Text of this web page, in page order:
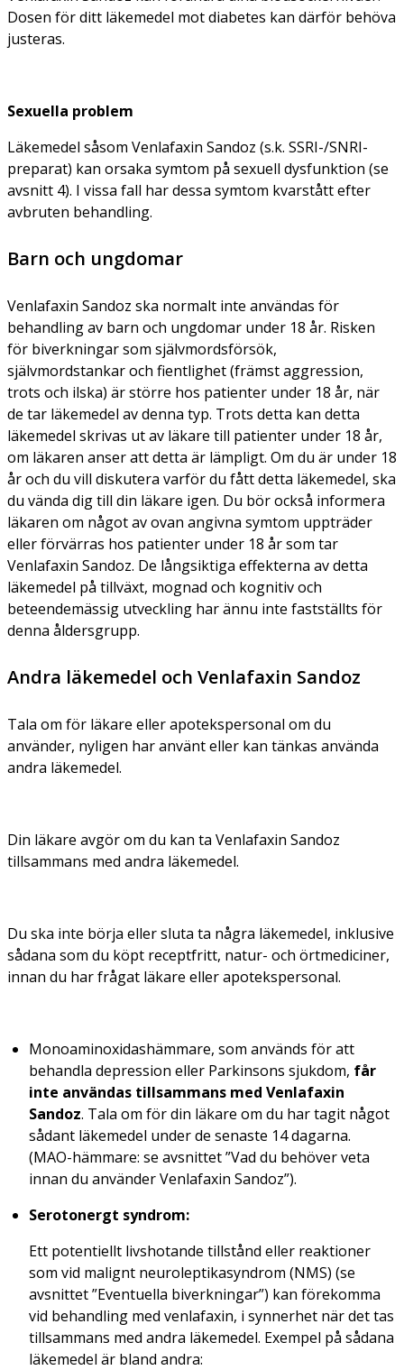
Dosen för ditt läkemedel mot diabetes kan därför behöva
justeras.
Sexuella problem
Läkemedel såsom Venlafaxin Sandoz (s.k. SSRI-/SNRI-
preparat) kan orsaka symtom på sexuell dysfunktion (se
avsnitt 4). I vissa fall har dessa symtom kvarstått efter
avbruten behandling.
Barn och ungdomar
Venlafaxin Sandoz ska normalt inte användas för
behandling av barn och ungdomar under 18 år. Risken
för biverkningar som självmordsförsök,
självmordstankar och fientlighet (främst aggression,
trots och ilska) är större hos patienter under 18 år, när
de tar läkemedel av denna typ. Trots detta kan detta
läkemedel skrivas ut av läkare till patienter under 18 år,
om läkaren anser att detta är lämpligt. Om du är under 18
år och du vill diskutera varför du fått detta läkemedel, ska
du vända dig till din läkare igen. Du bör också informera
läkaren om något av ovan angivna symtom uppträder
eller förvärras hos patienter under 18 år som tar
Venlafaxin Sandoz. De långsiktiga effekterna av detta
läkemedel på tillväxt, mognad och kognitiv och
beteendemässig utveckling har ännu inte fastställts för
denna åldersgrupp.
Andra läkemedel och Venlafaxin Sandoz
Tala om för läkare eller apotekspersonal om du
använder, nyligen har använt eller kan tänkas använda
andra läkemedel.
Din läkare avgör om du kan ta Venlafaxin Sandoz
tillsammans med andra läkemedel.
Du ska inte börja eller sluta ta några läkemedel, inklusive
sådana som du köpt receptfritt, natur- och örtmediciner,
innan du har frågat läkare eller apotekspersonal.
Monoaminoxidashämmare, som används för att
behandla depression eller Parkinsons sjukdom, får
inte användas tillsammans med Venlafaxin
Sandoz. Tala om för din läkare om du har tagit något
sådant läkemedel under de senaste 14 dagarna.
(MAO-hämmare: se avsnittet ”Vad du behöver veta
innan du använder Venlafaxin Sandoz”).
Serotonergt syndrom:
Ett potentiellt livshotande tillstånd eller reaktioner
som vid malignt neuroleptikasyndrom (NMS) (se
avsnittet ”Eventuella biverkningar”) kan förekomma
vid behandling med venlafaxin, i synnerhet när det tas
tillsammans med andra läkemedel. Exempel på sådana
läkemedel är bland andra: